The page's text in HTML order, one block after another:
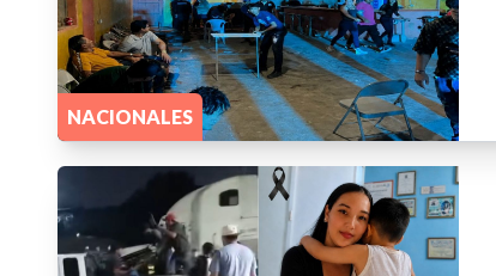
NACIONALES